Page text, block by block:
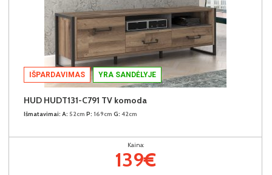
IŠPARDAVIMAS YRA SANDĖLYJE
HUD HUDT131-C791 TV komoda
Išmatavimai: A: 52cm P: 169cm G: 42cm
Kaina:
139€